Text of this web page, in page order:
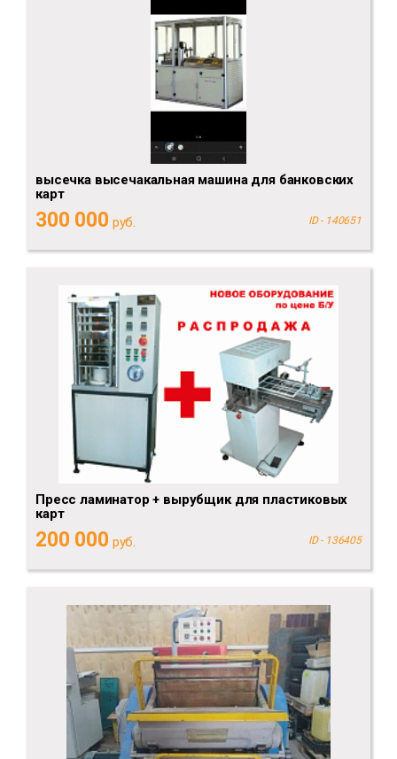
высечка высечакальная машина для банковских
карт
300 000 руб. ID - 140651
Пресс ламинатор + вырубщик для пластиковых
карт
200 000 руб. ID - 136405